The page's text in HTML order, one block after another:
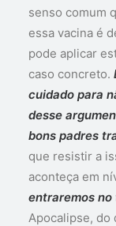
senso comum
essa vacina é
pode aplicar
caso concreto.
cuidado para
desse
bons padres
que resistir a
aconteça em
entraremos no
Apocalipse, do